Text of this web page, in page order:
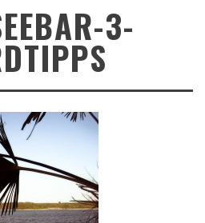
3-